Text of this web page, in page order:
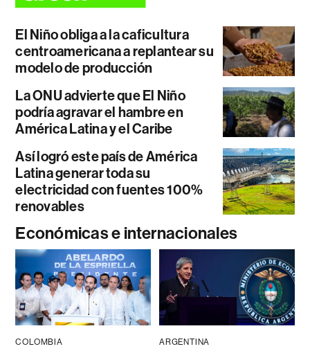
El Niño obliga a la caficultura
centroamericana a replantear su
modelo de producción
La ONU advierte que El Niño
podría agravar el hambre en
América Latina y el Caribe
Así logró este país de América
Latina generar toda su
electricidad con fuentes 100%
renovables
Económicas e internacionales
COLOMBIA ARGENTINA